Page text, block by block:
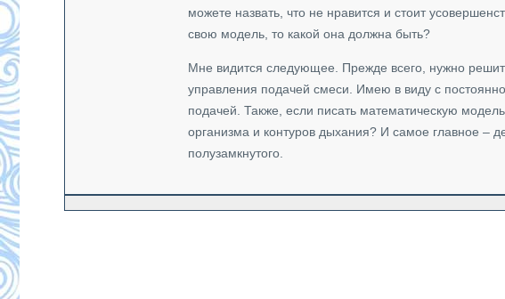
можете назвать, что не нравится и стоит
свою модель, то какой она должна быть?
Мне видится следующее. Прежде всего, нужно
управления подачей смеси. Имею в виду с
подачей. Также, если писать математическую
организма и контуров дыхания? И самое главное –
полузамкнутого.